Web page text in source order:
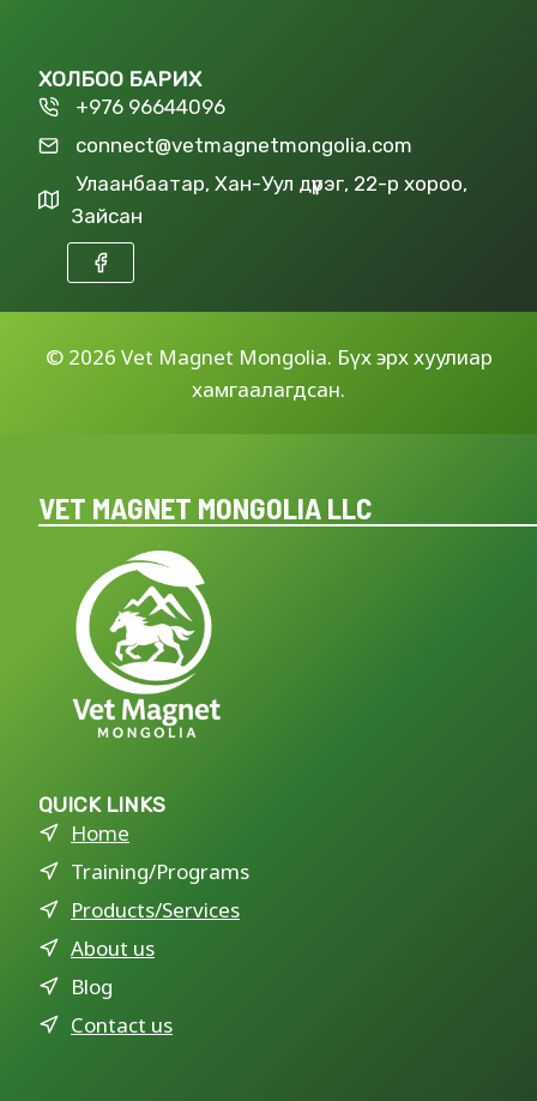
ХОЛБОО БАРИХ
+976 96644096
connect@vetmagnetmongolia.com
Улаанбаатар, Хан-Уул дүүрэг, 22-р хороо,
Зайсан
© 2026 Vet Magnet Mongolia. Бүх эрх хуулиар
хамгаалагдсан.
VET MAGNET MONGOLIA LLC
QUICK LINKS
Home
Training/Programs
Products/Services
About us
Blog
Contact us